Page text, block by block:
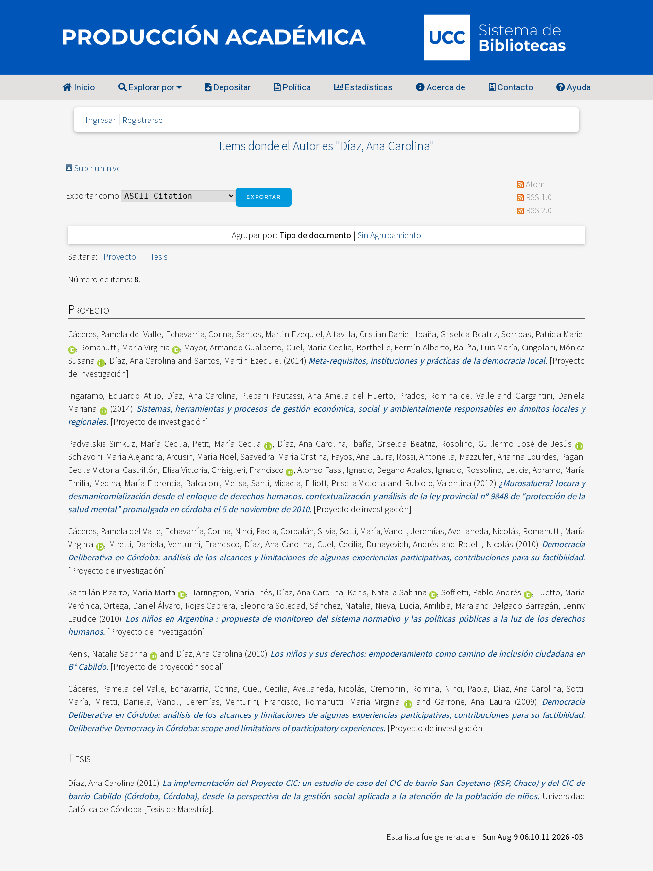
Inicio Explorar por Depositar Política Estadísticas Acerca de Contacto Ayuda
Ingresar Registrarse
Items donde el Autor es "Díaz, Ana Carolina"
Subir un nivel
Exportar como
Atom
RSS 1.0
RSS 2.0
Agrupar por: Tipo de documento | Sin Agrupamiento
Saltar a:
Proyecto | Tesis
Número de items: 8.
Proyecto
Cáceres, Pamela del Valle, Echavarría, Corina, Santos, Martín Ezequiel,Altavilla, Cristian Daniel, Ibaña, Griselda Beatriz,Sorribas, Patricia Mariel
, Romanutti, María Virginia , Mayor, Armando Gualberto, Cuel, María Cecilia, Borthelle, Fermín Alberto, Baliña, Luis María, Cingolani, Mónica
Susana
, Díaz, Ana Carolina andSantos, Martín Ezequiel (2014) Meta-requisitos, instituciones y prácticas de la democracia local. [Proyecto
de investigación]
Ingaramo, Eduardo Atilio, Díaz, Ana Carolina, Plebani Pautassi, Ana Amelia del Huerto, Prados, Romina del Valle and Gargantini, Daniela
Mariana
(2014) Sistemas, herramientas y procesos de gestión económica, social y ambientalmente responsables en ámbitos locales y
regionales. [Proyecto de investigación]
Padvalskis Simkuz, María Cecilia, Petit, María Cecilia , Díaz, Ana Carolina, Ibaña, Griselda Beatriz, Rosolino, Guillermo José de Jesús
,
Schiavoni, María Alejandra, Arcusin, María Noel,Saavedra, María Cristina, Fayos, Ana Laura, Rossi, Antonella, Mazzuferi, Arianna Lourdes, Pagan,
Cecilia Victoria, Castrillón, Elisa Victoria, Ghisiglieri, Francisco ,Alonso Fassi, Ignacio, Degano Abalos, Ignacio, Rossolino, Leticia, Abramo, María
Emilia, Medina, María Florencia, Balcaloni, Melisa, Santi, Micaela, Elliott, Priscila Victoria and Rubiolo, Valentina (2012) ¿Murosafuera? locura y
desmanicomialización desde el enfoque de derechos humanos. contextualización y análisis de la ley provincial nº 9848 de “protección de la
salud mental” promulgada en córdoba el 5 de noviembre de 2010. [Proyecto de investigación]
Cáceres, Pamela del Valle, Echavarría, Corina, Ninci, Paola, Corbalán, Silvia, Sotti, María, Vanoli, Jeremías, Avellaneda, Nicolás, Romanutti, María
Virginia
, Miretti, Daniela,Venturini, Francisco, Díaz, Ana Carolina, Cuel, Cecilia, Dunayevich, Andrés and Rotelli, Nicolás (2010) Democracia
Deliberativa en Córdoba: análisis de los alcances y limitaciones de algunas experiencias participativas, contribuciones para su factibilidad.
[Proyecto de investigación]
Santillán Pizarro, María Marta
, Harrington, María Inés, Díaz, Ana Carolina, Kenis, Natalia Sabrina , Soffietti, Pablo Andrés , Luetto, María
Verónica, Ortega, Daniel Álvaro, Rojas Cabrera, Eleonora Soledad,Sánchez, Natalia, Nieva, Lucía, Amilibia, Mara and Delgado Barragán, Jenny
Laudice (2010) Los niños en Argentina : propuesta de monitoreo del sistema normativo y las políticas públicas a la luz de los derechos
humanos. [Proyecto de investigación]
Kenis, Natalia Sabrina
and Díaz, Ana Carolina (2010) Los niños y sus derechos: empoderamiento como camino de inclusión ciudadana en
B° Cabildo. [Proyecto de proyección social]
Cáceres, Pamela del Valle, Echavarría, Corina, Cuel, Cecilia, Avellaneda, Nicolás, Cremonini, Romina, Ninci, Paola, Díaz, Ana Carolina,Sotti,
María, Miretti, Daniela, Vanoli, Jeremías, Venturini, Francisco, Romanutti, María Virginia and Garrone, Ana Laura (2009) Democracia
Deliberativa en Córdoba: análisis de los alcances y limitaciones de algunas experiencias participativas, contribuciones para su factibilidad.
Deliberative Democracy in Córdoba: scope and limitations of participatory experiences. [Proyecto de investigación]
Tesis
Díaz, Ana Carolina (2011) La implementación del Proyecto CIC: un estudio de caso del CIC de barrio San Cayetano (RSP, Chaco) y del CIC de
barrio Cabildo (Córdoba, Córdoba), desde la perspectiva de la gestión social aplicada a la atención de la población de niños. Universidad
Católica de Córdoba [Tesis de Maestría].
Esta lista fue generada en Sun Aug 9 06:10:11 2026 -03.